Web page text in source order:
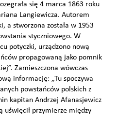
się 4 marca 1863 roku
Langiewicza. Autorem
a stworzona została w 1953
styczniowego. W
potyczki, urządzono nową
propagowaną jako pomnik
Zamieszczona wówczas
informację: „Tu spoczywa
powstańców polskich z
kapitan Andrzej Afanasjewicz
uświęcił przymierze między